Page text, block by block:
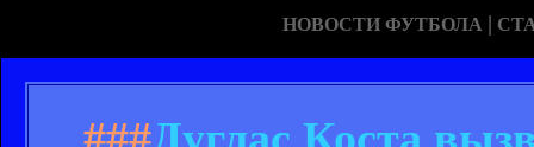
НОВОСТИ ФУТБОЛА |